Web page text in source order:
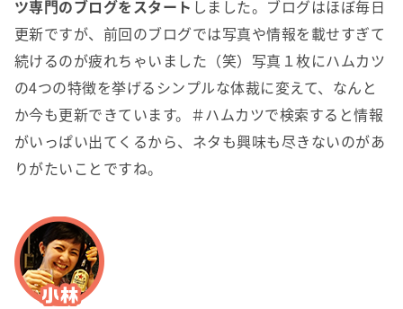
ツ専門のブログをスタート しました。ブログはほぼ毎日
更新ですが、前回のブログでは写真や情報を載せすぎて
続けるのが疲れちゃいました（笑）写真１枚にハムカツ
の4つの特徴を挙げるシンプルな体裁に変えて、なんと
か今も更新できています。＃ハムカツで検索すると情報
がいっぱい出てくるから、ネタも興味も尽きないのがあ
りがたいことですね。